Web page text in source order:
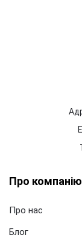
Про компанію
Про нас
Блог